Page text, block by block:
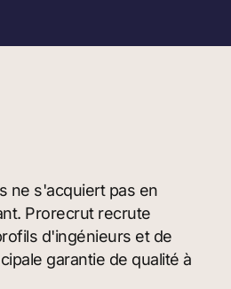
ne s'acquiert pas en
Prorecrut recrute
d'ingénieurs et de
garantie de qualité à